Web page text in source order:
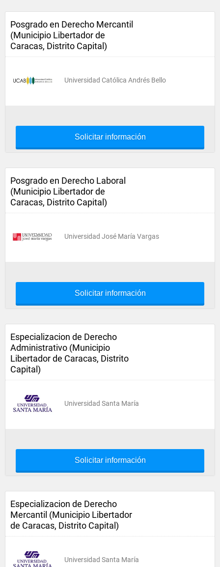
Posgrado en Derecho Mercantil
(Municipio Libertador de
Caracas, Distrito Capital)
Universidad Católica Andrés Bello
Solicitar información
Posgrado en Derecho Laboral
(Municipio Libertador de
Caracas, Distrito Capital)
Universidad José María Vargas
Solicitar información
Especializacion de Derecho
Administrativo (Municipio
Libertador de Caracas, Distrito
Capital)
Universidad Santa María
Solicitar información
Especializacion de Derecho
Mercantil (Municipio Libertador
de Caracas, Distrito Capital)
Universidad Santa María